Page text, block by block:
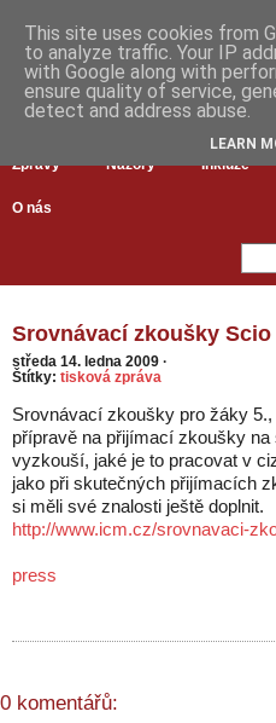
Zprávy Názory Inkluze
O nás
Srovnávací zkoušky Scio
středa 14. ledna 2009 ·
Štítky: tisková zpráva
Srovnávací zkoušky pro žáky
přípravě na přijímací zkoušky
vyzkouší, jaké je to pracovat v
jako při skutečných přijímacích
si měli své znalosti ještě doplnit.
http://www.icm.cz/srovnavaci-
press
0 komentářů:
This site uses cookies from
to analyze traffic. Your IP
with Google along with
ensure quality of service,
detect and address abuse.
LEARN